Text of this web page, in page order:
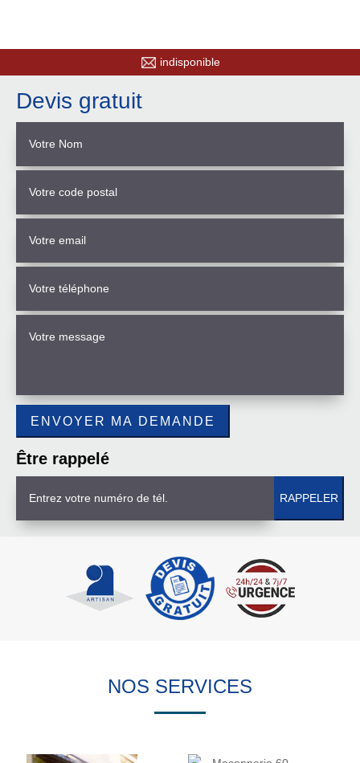
indisponible
Devis gratuit
Être rappelé
NOS SERVICES